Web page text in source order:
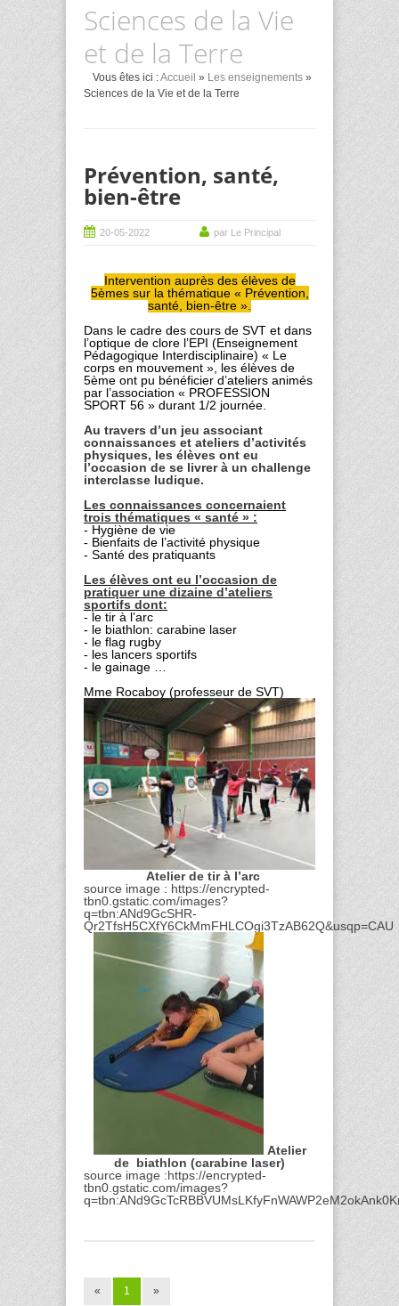
Sciences de la Vie
et de la Terre
Vous êtes ici :Accueil » Les enseignements »
Sciences de la Vie et de la Terre
Prévention, santé,
bien-être
20-05-2022 par Le Principal
Intervention auprès des élèves de
5èmes sur la thématique « Prévention,
santé, bien-être ».
Dans le cadre des cours de SVT et dans
l’optique de clore l’EPI (Enseignement
Pédagogique Interdisciplinaire) « Le
corps en mouvement », les élèves de
5ème ont pu bénéficier d’ateliers animés
par l’association « PROFESSION
SPORT 56 » durant 1/2 journée.
Au travers d’un jeu associant
connaissances et ateliers d’activités
physiques, les élèves ont eu
l’occasion de se livrer à un challenge
interclasse ludique.
Les connaissances concernaient
trois thématiques « santé » :
- Hygiène de vie
- Bienfaits de l’activité physique
- Santé des pratiquants
Les élèves ont eu l’occasion de
pratiquer une dizaine d’ateliers
sportifs dont:
- le tir à l’arc
- le biathlon: carabine laser
- le flag rugby
- les lancers sportifs
- le gainage …
Mme Rocaboy (professeur de SVT)
Atelier de tir à l’arc
source image : https://encrypted-
tbn0.gstatic.com/images?
q=tbn:ANd9GcSHR-
Qr2TfsH5CXfY6CkMmFHLCOgi3TzAB62Q&usqp=CAU
Atelier
de biathlon (carabine laser)
source image :https://encrypted-
tbn0.gstatic.com/images?
« 1 »